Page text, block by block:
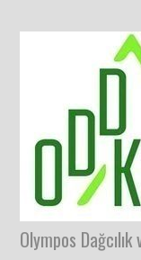
Olympos